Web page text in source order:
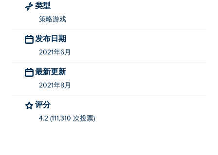
类型
策略游戏
发布日期
2021年6月
最新更新
2021年8月
评分
4.2 (111,310 次投票)